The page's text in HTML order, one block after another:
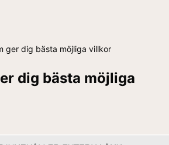
ger dig bästa möjliga villkor
dig bästa möjliga